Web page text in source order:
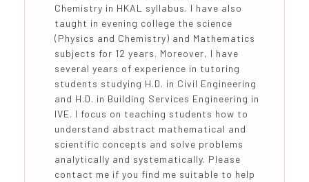
Chemistry in HKAL syllabus. I have also
taught in evening college the science
(Physics and Chemistry) and Mathematics
subjects for 12 years. Moreover, I have
several years of experience in tutoring
students studying H.D. in Civil Engineering
and H.D. in Building Services Engineering in
IVE. I focus on teaching students how to
understand abstract mathematical and
scientific concepts and solve problems
analytically and systematically. Please
contact me if you find me suitable to help